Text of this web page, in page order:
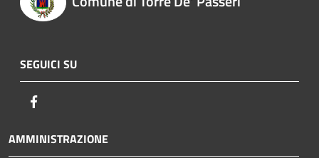
SEGUICI SU
AMMINISTRAZIONE